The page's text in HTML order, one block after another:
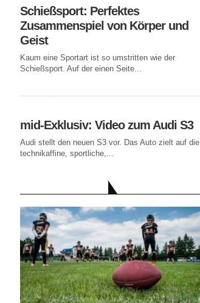
Schießsport: Perfektes
Zusammenspiel von Körper und
Geist
Kaum eine Sportart ist so umstritten wie der
Schießsport. Auf der einen Seite...
mid-Exklusiv: Video zum Audi S3
Audi stellt den neuen S3 vor. Das Auto zielt auf die
technikaffine, sportliche,...